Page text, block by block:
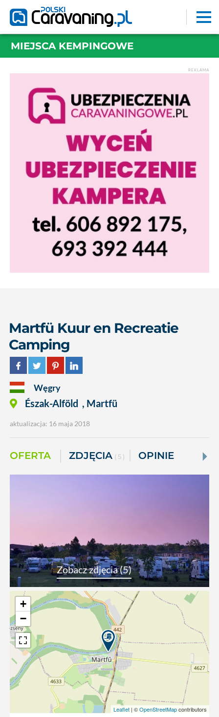
MIEJSCA KEMPINGOWE
REKLAMA
Martfü Kuur en Recreatie
Camping
Węgry
Észak-Alföld , Martfü
aktualizacja: 16 maja 2018
OFERTA ZDJĘCIA ( 5 ) OPINIE
Zobacz zdjęcia (5)
+
−
Leaflet | ©OpenStreetMapcontributors